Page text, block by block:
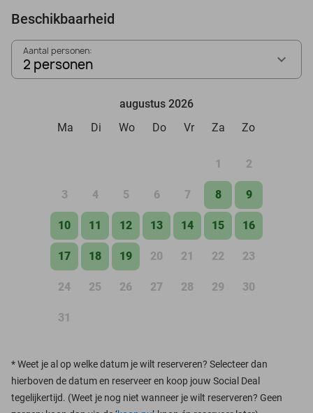
Beschikbaarheid
Aantal personen:
2 personen
augustus 2026
Ma
Di Wo Do Vr Za Zo
1 2
3 4 5 6 7 8 9
10 11 12 13 14 15 16
17 18 19 20 21 22 23
24 25 26 27 28 29 30
31
*Weet je al op welke datum je wilt reserveren? Selecteer dan
hierboven de datum en reserveer en koop jouw Social Deal
tegelijkertijd. (Weet je nog niet wanneer je wilt reserveren? Geen